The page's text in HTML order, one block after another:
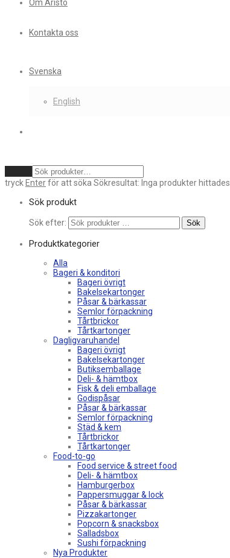
Om Aristo
Kontakta oss
Svenska
English
tryck Enterför att söka Sökresultat: Inga produkter hittades.
Sök produkt
Sök efter: Sök
Produktkategorier
Alla
Bageri & konditori
Bageri övrigt
Bakelsekartonger
Påsar & bärkassar
Semlor förpackning
Tårtbrickor
Tårtkartonger
Dagligvaruhandel
Bageri övrigt
Bakelsekartonger
Butiksemballage
Deli- & hämtbox
Fisk & deli emballage
Godispåsar
Påsar & bärkassar
Semlor förpackning
Städ & kem
Tårtbrickor
Tårtkartonger
Food-to-go
Food service & street food
Deli- & hämtbox
Hamburgerbox
Pappersmuggar & lock
Påsar & bärkassar
Pizzakartonger
Popcorn & snacksbox
Salladsbox
Sushi förpackning
Nya Produkter